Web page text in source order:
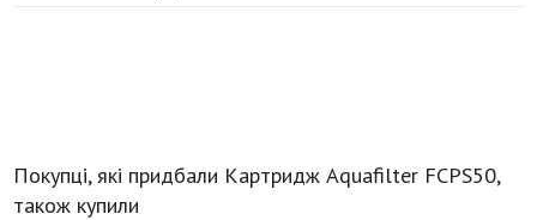
Покупці, які придбали Картридж Aquafilter FCPS50,
також купили